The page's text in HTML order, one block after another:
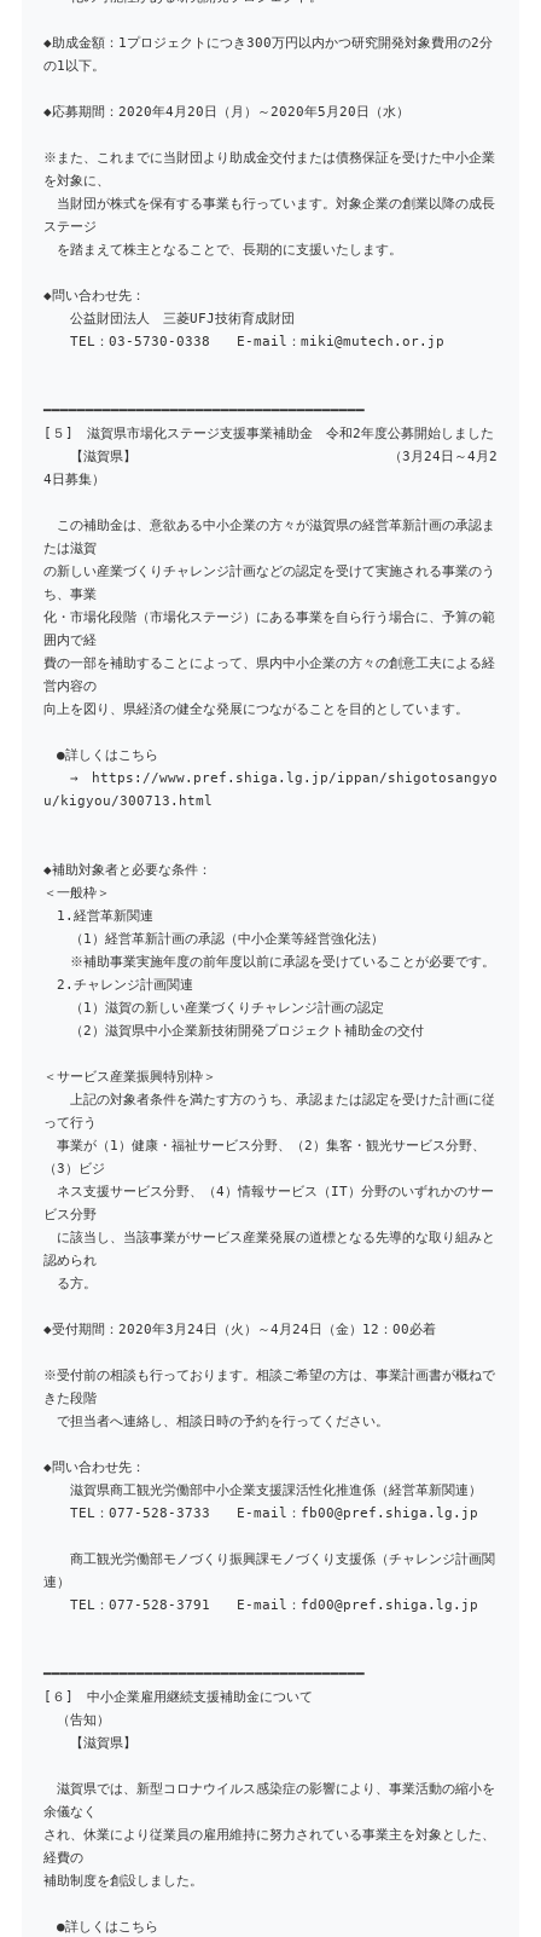
◆助成金額：1プロジェクトにつき300万円以内かつ研究開発対象費用の2分
の1以下。
◆応募期間：2020年4月20日（月）～2020年5月20日（水）
※また、これまでに当財団より助成金交付または債務保証を受けた中小企業
を対象に、
当財団が株式を保有する事業も行っています。対象企業の創業以降の成長
ステージ
を踏まえて株主となることで、長期的に支援いたします。
◆問い合わせ先：
公益財団法人 三菱UFJ技術育成財団
TEL：03-5730-0338 E-mail：miki@mutech.or.jp
━━━━━━━━━━━━━━━━━━━━━━━━━━━━━━━━━━━━━━
[５] 滋賀県市場化ステージ支援事業補助金 令和2年度公募開始しました
【滋賀県】 （3月24日～4月2
4日募集）
この補助金は、意欲ある中小企業の方々が滋賀県の経営革新計画の承認ま
たは滋賀
の新しい産業づくりチャレンジ計画などの認定を受けて実施される事業のう
ち、事業
化・市場化段階（市場化ステージ）にある事業を自ら行う場合に、予算の範
囲内で経
費の一部を補助することによって、県内中小企業の方々の創意工夫による経
営内容の
向上を図り、県経済の健全な発展につながることを目的としています。
●詳しくはこちら
→ https://www.pref.shiga.lg.jp/ippan/shigotosangyo
u/kigyou/300713.html
◆補助対象者と必要な条件：
＜一般枠＞
1.経営革新関連
（1）経営革新計画の承認（中小企業等経営強化法）
※補助事業実施年度の前年度以前に承認を受けていることが必要です。
2.チャレンジ計画関連
（1）滋賀の新しい産業づくりチャレンジ計画の認定
（2）滋賀県中小企業新技術開発プロジェクト補助金の交付
＜サービス産業振興特別枠＞
上記の対象者条件を満たす方のうち、承認または認定を受けた計画に従
って行う
事業が（1）健康・福祉サービス分野、（2）集客・観光サービス分野、
（3）ビジ
ネス支援サービス分野、（4）情報サービス（IT）分野のいずれかのサー
ビス分野
に該当し、当該事業がサービス産業発展の道標となる先導的な取り組みと
認められ
る方。
◆受付期間：2020年3月24日（火）～4月24日（金）12：00必着
※受付前の相談も行っております。相談ご希望の方は、事業計画書が概ねで
きた段階
で担当者へ連絡し、相談日時の予約を行ってください。
◆問い合わせ先：
滋賀県商工観光労働部中小企業支援課活性化推進係（経営革新関連）
TEL：077-528-3733 E-mail：fb00@pref.shiga.lg.jp
商工観光労働部モノづくり振興課モノづくり支援係（チャレンジ計画関
連）
TEL：077-528-3791 E-mail：fd00@pref.shiga.lg.jp
━━━━━━━━━━━━━━━━━━━━━━━━━━━━━━━━━━━━━━
[６] 中小企業雇用継続支援補助金について
（告知）
【滋賀県】
滋賀県では、新型コロナウイルス感染症の影響により、事業活動の縮小を
余儀なく
され、休業により従業員の雇用維持に努力されている事業主を対象とした、
経費の
補助制度を創設しました。
●詳しくはこちら